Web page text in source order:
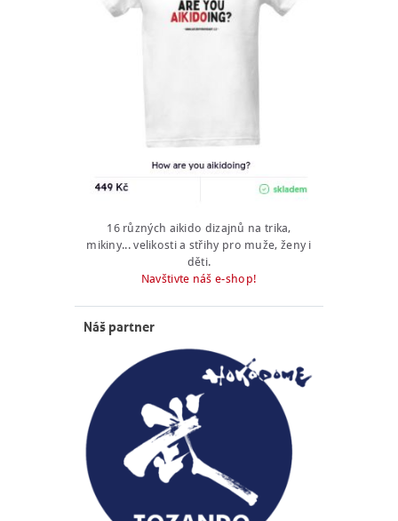
16 různých aikido dizajnů na trika,
mikiny... velikosti a střihy pro muže, ženy i
děti.
Navštivte náš e-shop!
Náš partner